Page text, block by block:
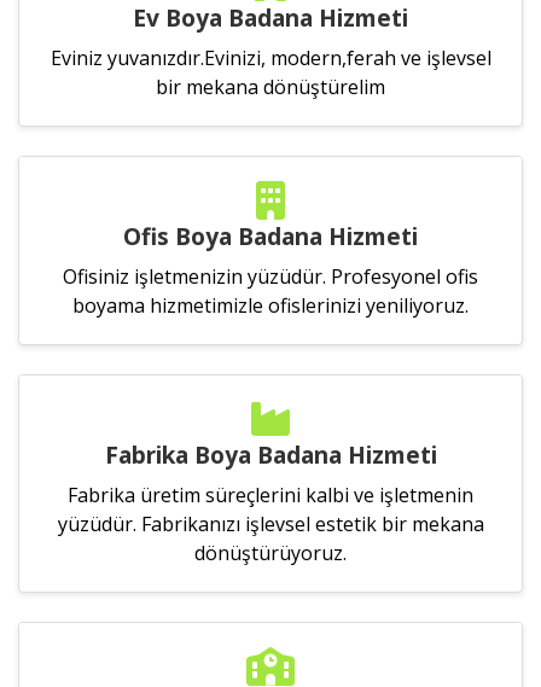
Ev Boya Badana Hizmeti
Eviniz yuvanızdır.Evinizi, modern,ferah ve işlevsel
bir mekana dönüştürelim
Ofis Boya Badana Hizmeti
Ofisiniz işletmenizin yüzüdür. Profesyonel ofis
boyama hizmetimizle ofislerinizi yeniliyoruz.
Fabrika Boya Badana Hizmeti
Fabrika üretim süreçlerini kalbi ve işletmenin
yüzüdür. Fabrikanızı işlevsel estetik bir mekana
dönüştürüyoruz.